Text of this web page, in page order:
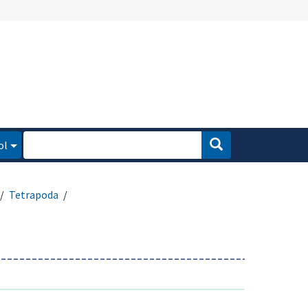
Tetrapoda